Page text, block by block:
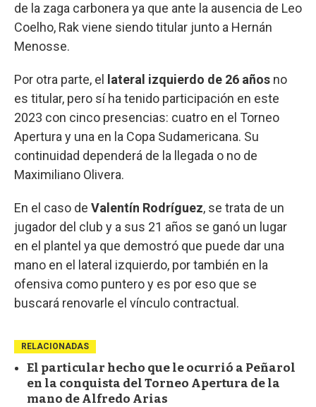
de la zaga carbonera ya que ante la ausencia de Leo
Coelho, Rak viene siendo titular junto a Hernán
Menosse.
Por otra parte, el lateral izquierdo de 26 años no
es titular, pero sí ha tenido participación en este
2023 con cinco presencias: cuatro en el Torneo
Apertura y una en la Copa Sudamericana. Su
continuidad dependerá de la llegada o no de
Maximiliano Olivera.
En el caso de Valentín Rodríguez, se trata de un
jugador del club y a sus 21 años se ganó un lugar
en el plantel ya que demostró que puede dar una
mano en el lateral izquierdo, por también en la
ofensiva como puntero y es por eso que se
buscará renovarle el vínculo contractual.
RELACIONADAS
El particular hecho que le ocurrió a Peñarol
en la conquista del Torneo Apertura de la
mano de Alfredo Arias